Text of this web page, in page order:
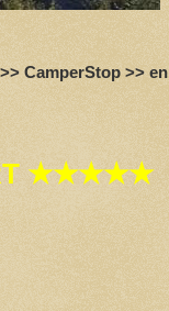
CamperStop >> en
★★★★★